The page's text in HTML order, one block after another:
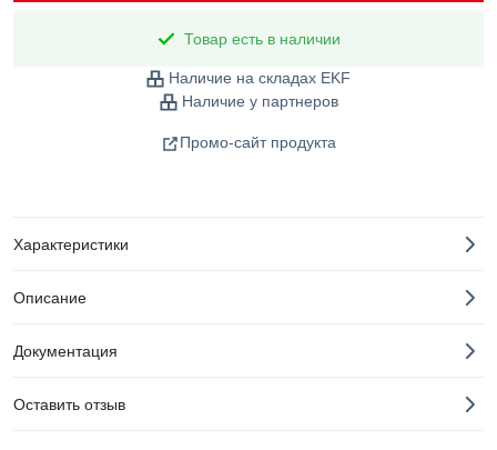
Товар есть в наличии
Наличие на складах EKF
Наличие у партнеров
Промо-сайт продукта
Характеристики
Описание
Документация
Оставить отзыв